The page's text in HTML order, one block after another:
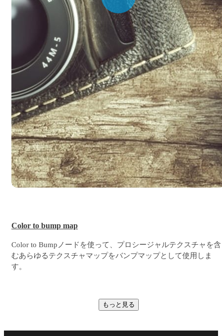
Color to bump map
Color to Bumpノードを使って、プロシージャルテクスチャを含
むあらゆるテクスチャマップをバンプマップとして使用しま
す。
もっと見る